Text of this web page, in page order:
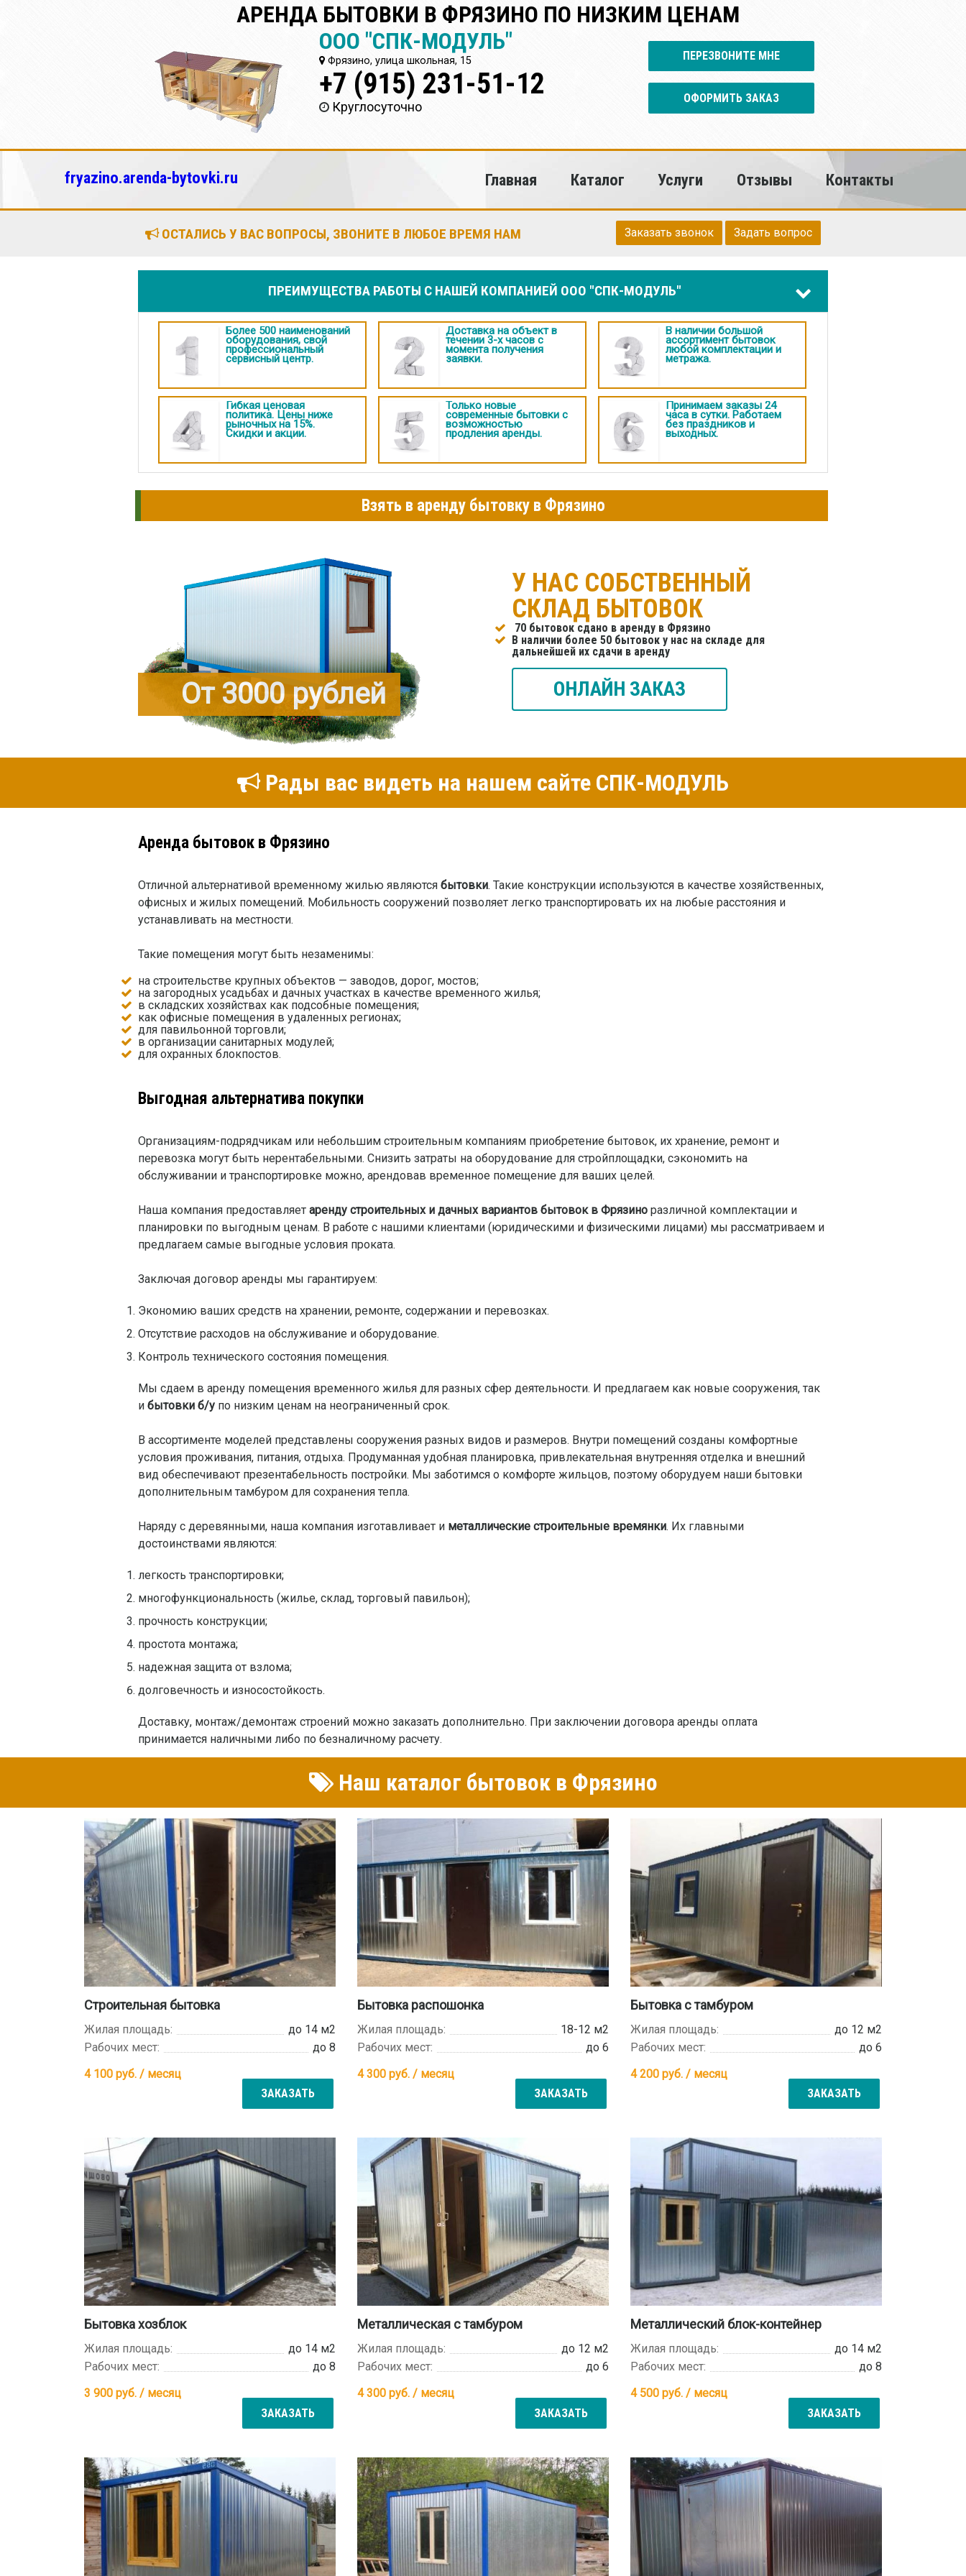
АРЕНДА БЫТОВКИ В ФРЯЗИНО ПО НИЗКИМ ЦЕНАМ
ООО "СПК-МОДУЛЬ"
Фрязино, улица школьная, 15
+7 (915) 231-51-12
Круглосуточно
ПЕРЕЗВОНИТЕ МНЕ
ОФОРМИТЬ ЗАКАЗ
fryazino.arenda-bytovki.ru Главная Каталог Услуги Отзывы Контакты
ОСТАЛИСЬ У ВАС ВОПРОСЫ, ЗВОНИТЕ В ЛЮБОЕ ВРЕМЯ НАМ Заказать звонок Задать вопрос
ПРЕИМУЩЕСТВА РАБОТЫ С НАШЕЙ КОМПАНИЕЙ ООО "СПК-МОДУЛЬ"
Более 500 наименований
оборудования, свой
профессиональный
сервисный центр.
Доставка на объект в
течении 3-х часов с
момента получения
заявки.
В наличии большой
ассортимент бытовок
любой комплектации и
метража.
Гибкая ценовая
политика. Цены ниже
рыночных на 15%.
Скидки и акции.
Только новые
современные бытовки с
возможностью
продления аренды.
Принимаем заказы 24
часа в сутки. Работаем
без праздников и
выходных.
Взять в аренду бытовку в Фрязино
От 3000 рублей
У НАС СОБСТВЕННЫЙ
СКЛАД БЫТОВОК
70 бытовок сдано в аренду в Фрязино
В наличии более 50 бытовок у нас на складе для
дальнейшей их сдачи в аренду
ОНЛАЙН ЗАКАЗ
Рады вас видеть на нашем сайте СПК-МОДУЛЬ
Аренда бытовок в Фрязино
Отличной альтернативой временному жилью являются бытовки. Такие конструкции используются в качестве хозяйственных,
офисных и жилых помещений. Мобильность сооружений позволяет легко транспортировать их на любые расстояния и
устанавливать на местности.
Такие помещения могут быть незаменимы:
на строительстве крупных объектов — заводов, дорог, мостов;
на загородных усадьбах и дачных участках в качестве временного жилья;
в складских хозяйствах как подсобные помещения;
как офисные помещения в удаленных регионах;
для павильонной торговли;
в организации санитарных модулей;
для охранных блокпостов.
Выгодная альтернатива покупки
Организациям-подрядчикам или небольшим строительным компаниям приобретение бытовок, их хранение, ремонт и
перевозка могут быть нерентабельными. Снизить затраты на оборудование для стройплощадки, сэкономить на
обслуживании и транспортировке можно, арендовав временное помещение для ваших целей.
Наша компания предоставляет аренду строительных и дачных вариантов бытовок в Фрязино различной комплектации и
планировки по выгодным ценам. В работе с нашими клиентами (юридическими и физическими лицами) мы рассматриваем и
предлагаем самые выгодные условия проката.
Заключая договор аренды мы гарантируем:
Экономию ваших средств на хранении, ремонте, содержании и перевозках.
Отсутствие расходов на обслуживание и оборудование.
Контроль технического состояния помещения.
Мы сдаем в аренду помещения временного жилья для разных сфер деятельности. И предлагаем как новые сооружения, так
и бытовки б/у по низким ценам на неограниченный срок.
В ассортименте моделей представлены сооружения разных видов и размеров. Внутри помещений созданы комфортные
условия проживания, питания, отдыха. Продуманная удобная планировка, привлекательная внутренняя отделка и внешний
вид обеспечивают презентабельность постройки. Мы заботимся о комфорте жильцов, поэтому оборудуем наши бытовки
дополнительным тамбуром для сохранения тепла.
Наряду с деревянными, наша компания изготавливает и металлические строительные времянки. Их главными
достоинствами являются:
легкость транспортировки;
многофункциональность (жилье, склад, торговый павильон);
прочность конструкции;
простота монтажа;
надежная защита от взлома;
долговечность и износостойкость.
Доставку, монтаж/демонтаж строений можно заказать дополнительно. При заключении договора аренды оплата
принимается наличными либо по безналичному расчету.
Наш каталог бытовок в Фрязино
Строительная бытовка
Жилая площадь:
до 14 м2
Рабочих мест:
до 8
4 100 руб. / месяц
ЗАКАЗАТЬ
Бытовка распошонка
Жилая площадь:
18-12 м2
Рабочих мест:
до 6
4 300руб. / месяц
ЗАКАЗАТЬ
Бытовка с тамбуром
Жилая площадь:
до 12 м2
Рабочих мест:
до 6
4 200руб. / месяц
ЗАКАЗАТЬ
Бытовка хозблок
Жилая площадь:
до 14 м2
Рабочих мест:
до 8
3 900 руб. / месяц
ЗАКАЗАТЬ
Металлическая с тамбуром
Жилая площадь:
до 12 м2
Рабочих мест:
до 6
4 300руб. / месяц
ЗАКАЗАТЬ
Металлический блок-контейнер
Жилая площадь:
до 14 м2
Рабочих мест:
до 8
4 500руб. / месяц
ЗАКАЗАТЬ